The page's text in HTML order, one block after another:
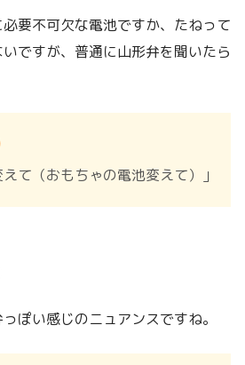
要不可欠な電池ですか、たねって
ですが、普通に山形弁を聞いたら
て（おもちゃの電池変えて）」
ぽい感じのニュアンスですね。